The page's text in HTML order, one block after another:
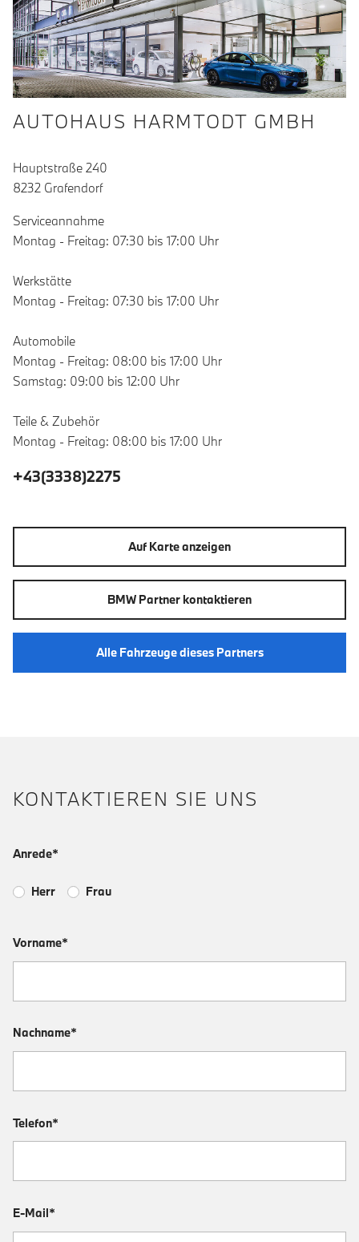
AUTOHAUS HARMTODT GMBH
Hauptstraße 240
8232 Grafendorf
Serviceannahme
Montag - Freitag: 07:30 bis 17:00 Uhr
Werkstätte
Montag - Freitag: 07:30 bis 17:00 Uhr
Automobile
Montag - Freitag: 08:00 bis 17:00 Uhr
Samstag: 09:00 bis 12:00 Uhr
Teile & Zubehör
Montag - Freitag: 08:00 bis 17:00 Uhr
+43(3338)2275
Auf Karte anzeigen
BMW Partner kontaktieren
Alle Fahrzeuge dieses Partners
KONTAKTIEREN SIE UNS
Anrede*
Herr Frau
Vorname*
Nachname*
Telefon*
E-Mail*